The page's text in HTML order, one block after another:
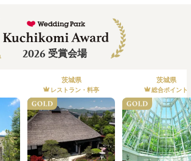
2026 受賞会場
茨城県
レストラン・料亭
茨城県
総合ポイント